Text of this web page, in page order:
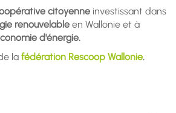
citoyenne investissant dans
renouvelable en Wallonie et à
d'énergie.
la fédération Rescoop Wallonie.